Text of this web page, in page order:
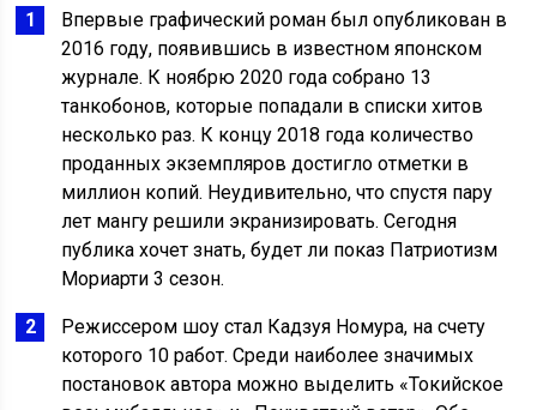
Впервые графический роман был опубликован в
2016 году, появившись в известном японском
журнале. К ноябрю 2020 года собрано 13
танкобонов, которые попадали в списки хитов
несколько раз. К концу 2018 года количество
проданных экземпляров достигло отметки в
миллион копий. Неудивительно, что спустя пару
лет мангу решили экранизировать. Сегодня
публика хочет знать, будет ли показ Патриотизм
Мориарти 3 сезон.
Режиссером шоу стал Кадзуя Номура, на счету
которого 10 работ. Среди наиболее значимых
постановок автора можно выделить «Токийское